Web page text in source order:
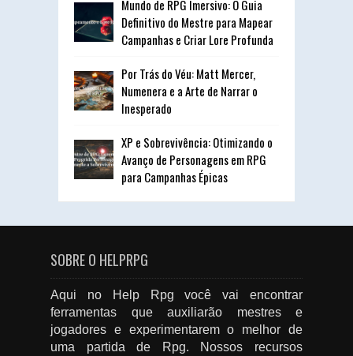
Mundo de RPG Imersivo: O Guia
Definitivo do Mestre para Mapear
Campanhas e Criar Lore Profunda
Por Trás do Véu: Matt Mercer,
Numenera e a Arte de Narrar o
Inesperado
XP e Sobrevivência: Otimizando o
Avanço de Personagens em RPG
para Campanhas Épicas
SOBRE O HELPRPG
Aqui no Help Rpg você vai encontrar
ferramentas que auxiliarão mestres e
jogadores e experimentarem o melhor de
uma partida de Rpg. Nossos recursos